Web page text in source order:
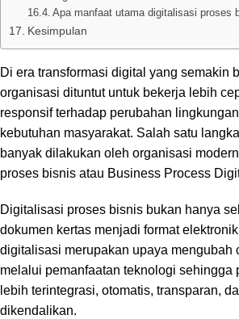
Apa manfaat utama digitalisasi proses
Kesimpulan
Di era transformasi digital yang semakin
organisasi dituntut untuk bekerja lebih
responsif terhadap perubahan
kebutuhan masyarakat. Salah satu
banyak dilakukan oleh organisasi
proses bisnis atau Business Process
Digitalisasi proses bisnis bukan hanya
dokumen kertas menjadi format
digitalisasi merupakan upaya mengubah
melalui pemanfaatan teknologi sehingga
lebih terintegrasi, otomatis, transparan,
dikendalikan.